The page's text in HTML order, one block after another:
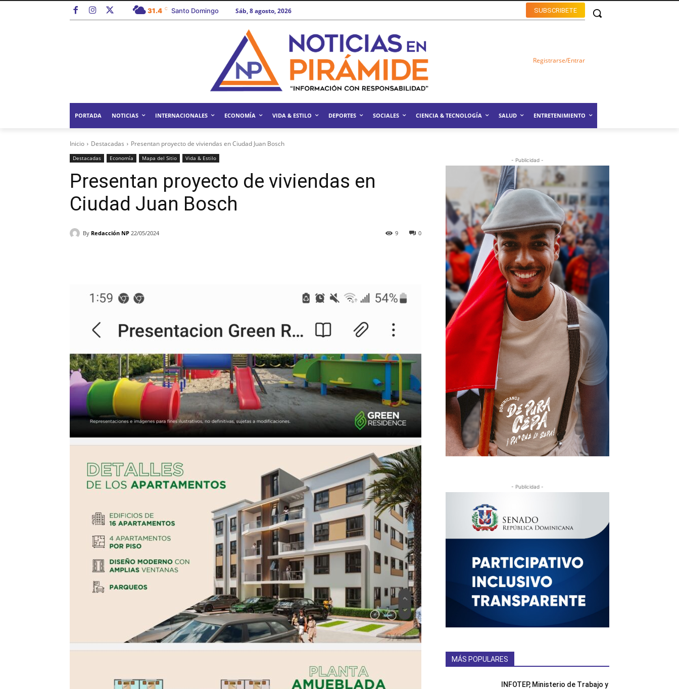
31.4 C Santo Domingo SUBSCRIBETE
Sáb, 8 agosto, 2026
Registrarse/Entrar
PORTADA NOTICIAS INTERNACIONALES ECONOMÍA VIDA & ESTILO DEPORTES SOCIALES CIENCIA & TECNOLOGÍA SALUD ENTRETENIMIENTO
Inicio Destacadas Presentan proyecto de viviendas en Ciudad Juan Bosch
Destacadas Economía Mapa del Sitio Vida & Estilo
Presentan proyecto de viviendas en
Ciudad Juan Bosch
By Redacción NP 22/05/2024 0
9
Pinterest Linkedin ReddIt
- Publicidad -
- Publicidad -
MÁS POPULARES
INFOTEP, Ministerio de Trabajo y